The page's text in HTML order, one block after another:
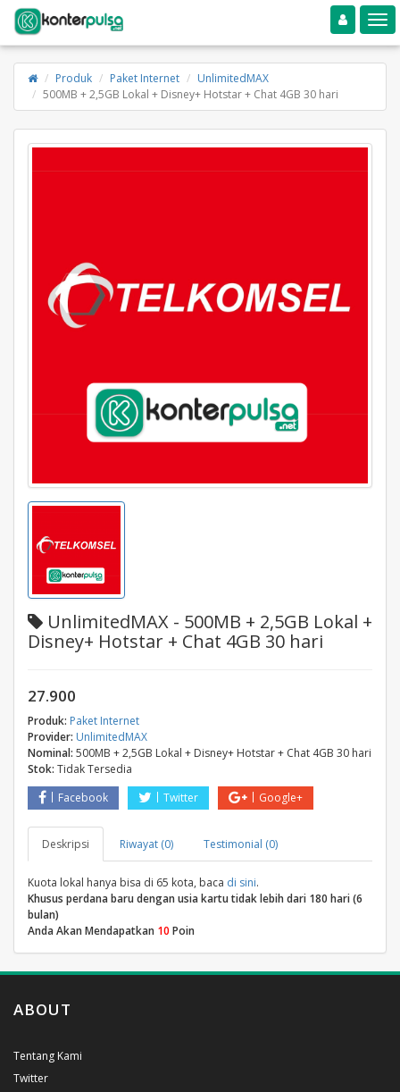
Toggle navigation
Produk Paket Internet
UnlimitedMAX
500MB + 2,5GB Lokal + Disney+ Hotstar + Chat 4GB 30 hari
UnlimitedMAX - 500MB + 2,5GB Lokal +
Disney+ Hotstar + Chat 4GB 30 hari
27.900
Produk: Paket Internet
Provider: UnlimitedMAX
Nominal: 500MB + 2,5GB Lokal + Disney+ Hotstar + Chat 4GB 30 hari
Stok: Tidak Tersedia
Facebook
Twitter Google+
Deskripsi Riwayat (0) Testimonial (0)
Kuota lokal hanya bisa di 65 kota, baca di sini.
Khusus perdana baru dengan usia kartu tidak lebih dari 180 hari (6
bulan)
Anda Akan Mendapatkan 10 Poin
ABOUT
Tentang Kami
Twitter